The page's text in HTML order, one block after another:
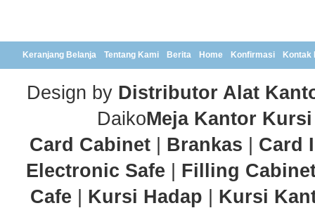
Keranjang Belanja Tentang Kami Berita Home Konfirmasi Kontak
Design by Distributor Alat
DaikoMeja Kantor
Card Cabinet
Brankas
Card
Electronic Safe
Filling
Cafe
Kursi Hadap
Kursi